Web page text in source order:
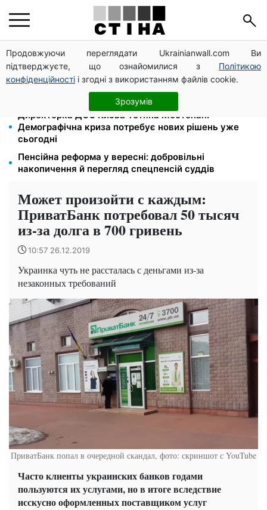
Продовжуючи переглядати Ukrainianwall.com Ви
підтверджуєте, що ознайомилися з Політикою
конфіденційності і згодні з використанням файлів cookie.
Зрозумів
Зарплати вчителів +20%, стипендії ×2: уряд
підвищує виплати з вересня
120 грн на день лише на дорогу: кияни масово
звільняються через тариф 30 грн за проїзд
Директорка ДОЗ Києва Тетяна Мостепан:
Демографічна криза потребує нових рішень уже
сьогодні
Пенсійна реформа у вересні: добровільні
накопичення й перегляд спецпенсій суддів
Может произойти с каждым:
ПриватБанк потребовал 50 тысяч
из-за долга в 700 гривень
10:57 26.12.2019
Украинка чуть не рассталась с деньгами из-за
незаконных требований
ПриватБанк попал в очередной скандал, фото: скриншот с YouTube
Часто клиенты украинских банков годами
пользуются их услугами, но в итоге вследствие
исскусно оформленных поставщиком услуг